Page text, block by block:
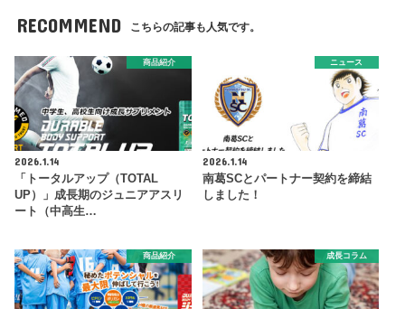
RECOMMEND こちらの記事も人気です。
商品紹介
2026.1.14
「トータルアップ（TOTAL
UP）」成長期のジュニアアスリ
ート（中高生…
ニュース
2026.1.14
南葛SCとパートナー契約を締結
しました！
商品紹介 成長コラム